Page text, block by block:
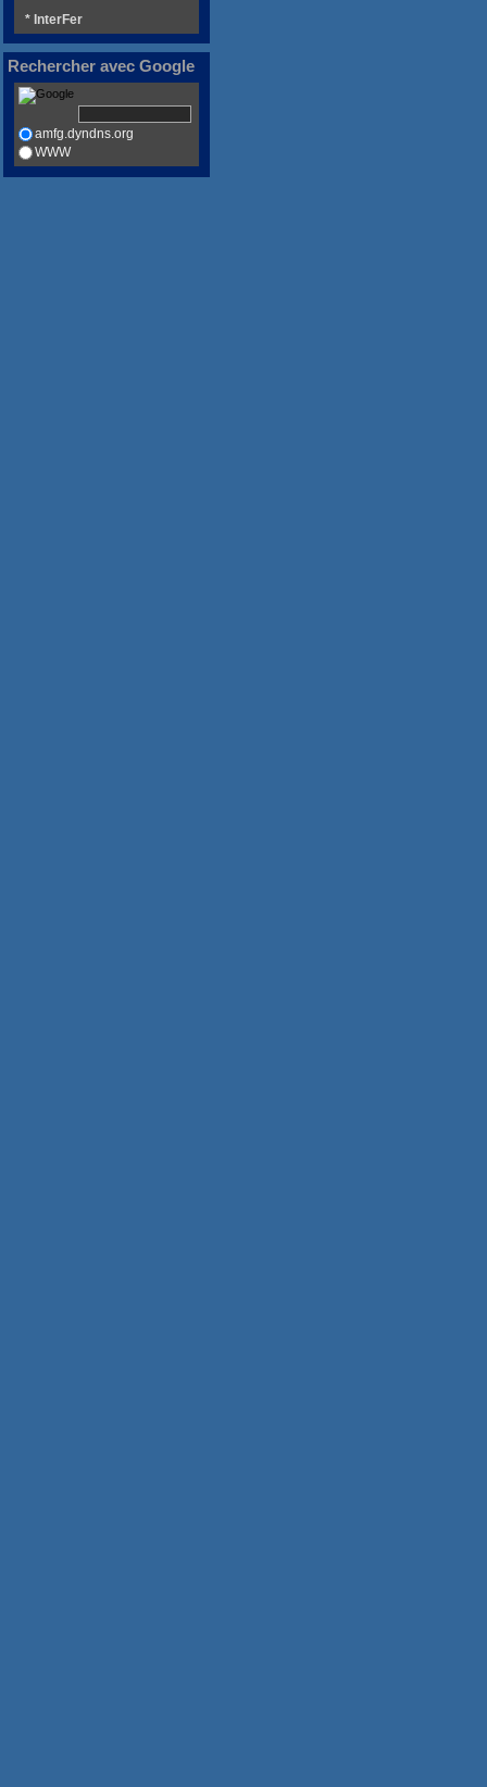
* InterFer
Rechercher avec Google
amfg.dyndns.org
WWW